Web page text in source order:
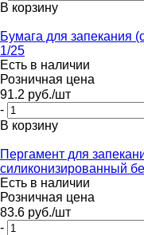
В корзину
Бумага для запекания
1/25
Есть в наличии
Розничная цена
91.2 руб./шт
-
В корзину
Пергамент для
силиконизированный
Есть в наличии
Розничная цена
83.6 руб./шт
-